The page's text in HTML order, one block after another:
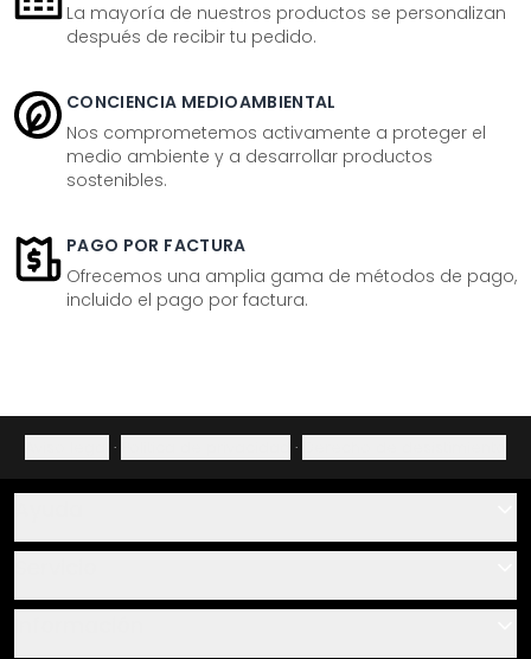
La mayoría de nuestros productos se personalizan
después de recibir tu pedido.
CONCIENCIA MEDIOAMBIENTAL
Nos comprometemos activamente a proteger el
medio ambiente y a desarrollar productos
sostenibles.
PAGO POR FACTURA
Ofrecemos una amplia gama de métodos de pago,
incluido el pago por factura.
· ·
Sobre nosotros